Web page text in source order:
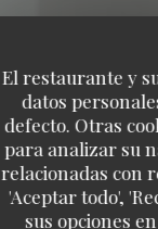
El restaurante y
datos
defecto. Otras
para analizar su
relacionadas con
'Aceptar todo',
sus opciones
LA